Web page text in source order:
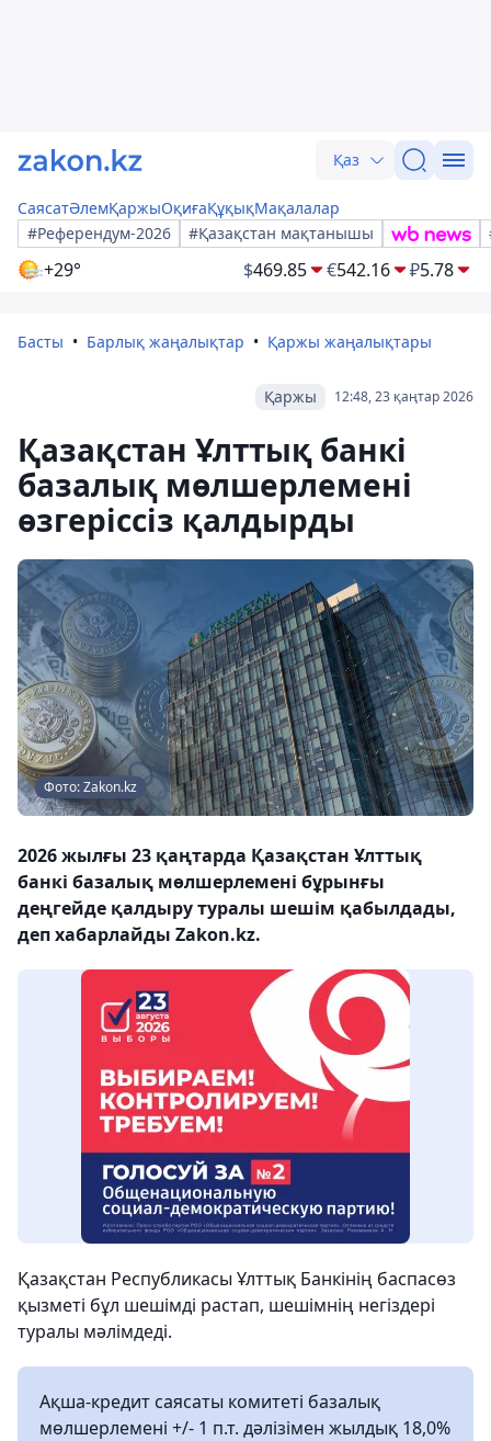
Қаз
СаясатӘлемҚаржыОқиғаҚұқықМақалалар
#Референдум-2026
#Қазақстан мақтанышы
+29° $469.85 €542.16 ₽5.78
Басты Барлық жаңалықтар Қаржы жаңалықтары
12:48, 23 қаңтар 2026
Қаржы
Қазақстан Ұлттық банкі
базалық мөлшерлемені
өзгеріссіз қалдырды
Фото: Zakon.kz
2026 жылғы 23 қаңтарда Қазақстан Ұлттық
банкі базалық мөлшерлемені бұрынғы
деңгейде қалдыру туралы шешім қабылдады,
деп хабарлайды Zakon.kz.
Қазақстан Республикасы Ұлттық Банкінің баспасөз
қызметі бұл шешімді растап, шешімнің негіздері
туралы мәлімдеді.
Ақша-кредит саясаты комитеті базалық
мөлшерлемені +/- 1 п.т. дәлізімен жылдық 18,0%